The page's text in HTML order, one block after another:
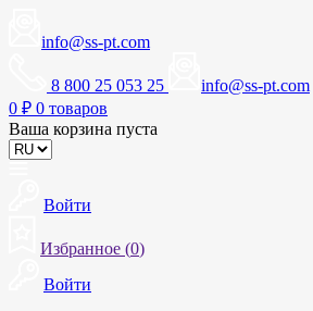
info@ss-pt.com
8 800 25 053 25
info@ss-pt.com
0 ₽ 0 товаров
Ваша корзина пуста
Войти
Избранное (0)
Войти